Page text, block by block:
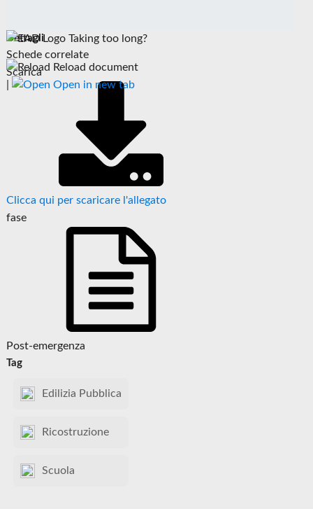
Taking too long?
Reload document
Open in new tab
Dettagli
Schede correlate
Scarica
Clicca qui per scaricare l'allegato
fase
Post-emergenza
Tag
Edilizia Pubblica
Ricostruzione
Scuola